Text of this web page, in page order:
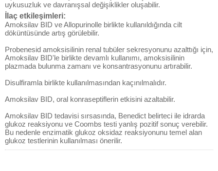
uykusuzluk ve davranışsal değişiklikler oluşabilir.
İlaç etkileşimleri:
Amoksilav BID ve Allopurinolle birlikte kullanıldığında cilt
döküntüsünde artış görülebilir.
Probenesid amoksisilinin renal tubüler sekresyonunu azalttığı için,
Amoksilav BID'le birlikte devamlı kullanımı, amoksisilinin
plazmada bulunma zamanı ve konsantrasyonunu artırabilir.
Disulfiramla birlikte kullanılmasından kaçınılmalıdır.
Amoksilav BID, oral konraseptiflerin etkisini azaltabilir.
Amoksilav BID tedavisi sırsasında, Benedict belirteci ile idrarda
glukoz reaksiyonu ve Coombs testi yanlış pozitif sonuç verebilir.
Bu nedenle enzimatik glukoz oksidaz reaksiyonunu temel alan
glukoz testlerinin kullanılması önerilir.